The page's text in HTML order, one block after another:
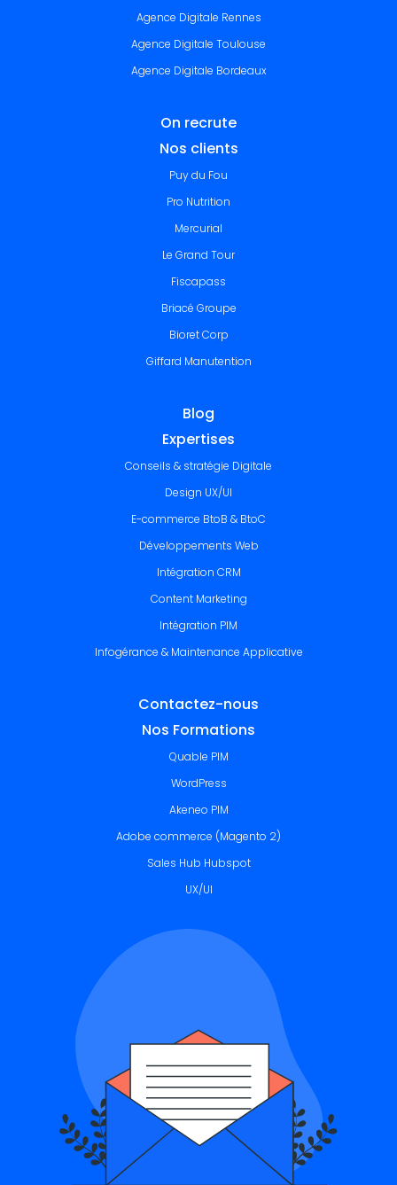
Agence Digitale Rennes
Agence Digitale Toulouse
Agence Digitale Bordeaux
On recrute
Nos clients
Puy du Fou
Pro Nutrition
Mercurial
Le Grand Tour
Fiscapass
Briacé Groupe
Bioret Corp
Giffard Manutention
Blog
Expertises
Conseils & stratégie Digitale
Design UX/UI
E-commerce BtoB & BtoC
Développements Web
Intégration CRM
Content Marketing
Intégration PIM
Infogérance & Maintenance Applicative
Contactez-nous
Nos Formations
Quable PIM
WordPress
Akeneo PIM
Adobe commerce (Magento 2)
Sales Hub Hubspot
UX/UI